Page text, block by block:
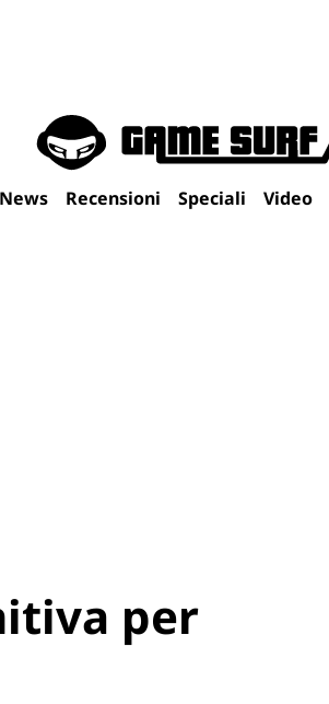
News Recensioni Speciali Video
per